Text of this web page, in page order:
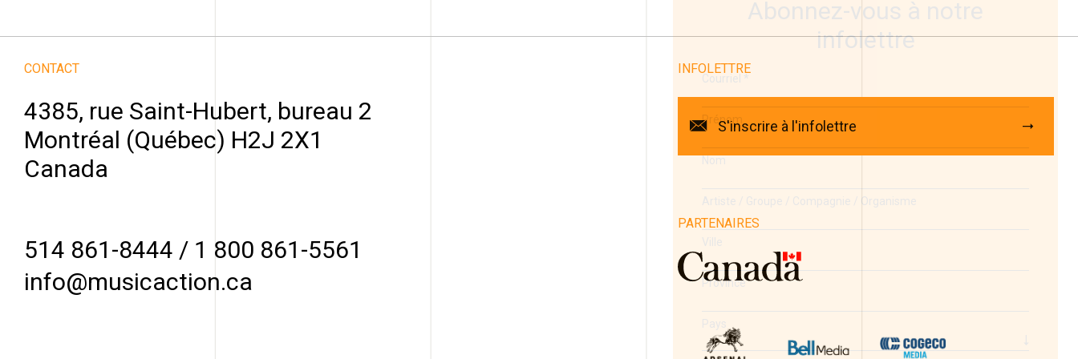
CONTACT
4385, rue Saint-Hubert, bureau 2
Montréal (Québec) H2J 2X1
Canada
514 861-8444 / 1 800 861-5561
info@musicaction.ca
INFOLETTRE
S'inscrire à l'infolettre
PARTENAIRES
Abonnez-vous à notre
infolettre
Courriel *
Prénom
Nom
Artiste / Groupe / Compagnie / Organisme
Ville
Province
Pays